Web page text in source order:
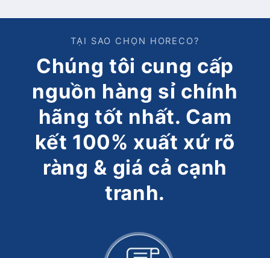
TẠI SAO CHỌN HORECO?
Chúng tôi cung cấp
nguồn hàng sỉ chính
hãng tốt nhất. Cam
kết 100% xuất xứ rõ
ràng & giá cả cạnh
tranh.